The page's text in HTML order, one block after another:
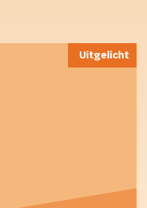
Uitgelicht